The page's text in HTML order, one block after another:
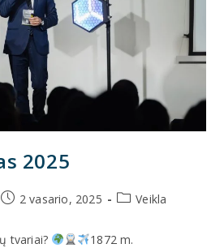
2025
2 vasario, 2025 Veikla
tvariai?
1872 m.